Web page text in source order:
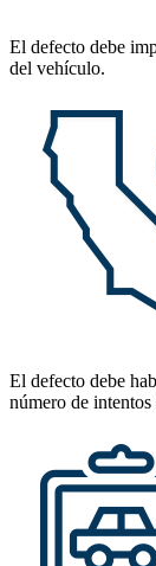
El defecto debe
del vehículo.
El defecto debe
número de intentos